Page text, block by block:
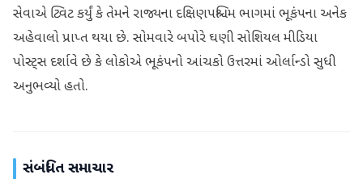
સેવાએ ટ્વિટ કર્યું કે તેમને રાજ્યના દક્ષિણપશ્ચિમ ભાગમાં ભૂકંપના અનેક
અહેવાલો પ્રાપ્ત થયા છે. સોમવારે બપોરે ઘણી સોશિયલ મીડિયા
પોસ્ટ્સ દર્શાવે છે કે લોકોએ ભૂકંપનો આંચકો ઉત્તરમાં ઓર્લાન્ડો સુધી
અનુભવ્યો હતો.
સંબંધિત સમાચાર